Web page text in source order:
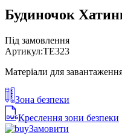
Будиночок
Під замовлення
Артикул:TE323
Матеріали для
Зона безпеки
Креслення зони безпеки
Замовити